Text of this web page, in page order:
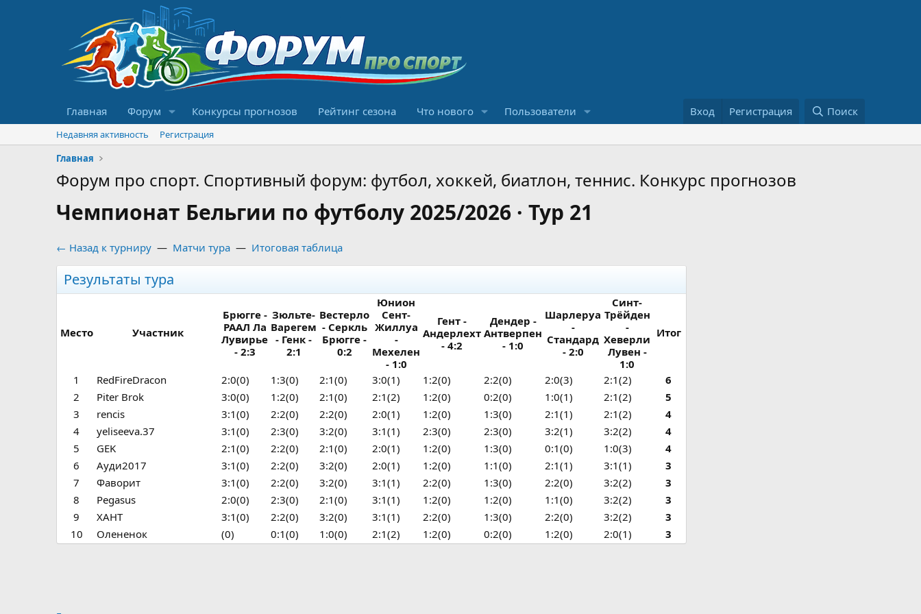
Главная Форум Конкурсы прогнозов Рейтинг сезона Что нового Пользователи Вход Регистрация Поиск
Недавняя активность
Регистрация
Главная
Форум про спорт. Спортивный форум: футбол, хоккей, биатлон, теннис. Конкурс прогнозов
Чемпионат Бельгии по футболу 2025/2026 · Тур 21
← Назад к турниру — Матчи тура — Итоговая таблица
Результаты тура
Место Участник
Брюгге -
РААЛ Ла
Лувирье
- 2:3
Зюльте-
Варегем
- Генк -
2:1
Вестерло
- Серкль
Брюгге -
0:2
Юнион
Сент-
Жиллуа
-
Мехелен
- 1:0
Гент -
Андерлехт
- 4:2
Дендер -
Антверпен
- 1:0
Шарлеруа
-
Стандард
- 2:0
Синт-
Трёйден
-
Хеверли
Лувен -
1:0
Итог
1 RedFireDracon 2:0(0) 1:3(0) 2:1(0) 3:0(1) 1:2(0) 2:2(0) 2:0(3) 2:1(2)
6
2
Piter Brok 3:0(0) 1:2(0) 2:1(0) 2:1(2) 1:2(0) 0:2(0) 1:0(1) 2:1(2)
5
3
rencis 3:1(0) 2:2(0) 2:2(0) 2:0(1) 1:2(0) 1:3(0) 2:1(1) 2:1(2)
4
4
yeliseeva.37 3:1(0) 2:3(0) 3:2(0) 3:1(1) 2:3(0) 2:3(0) 3:2(1) 3:2(2)
4
5
GEK 2:1(0) 2:2(0) 2:1(0) 2:0(1) 1:2(0) 1:3(0) 0:1(0) 1:0(3)
4
6
Ауди2017 3:1(0) 2:2(0) 3:2(0) 2:0(1) 1:2(0) 1:1(0) 2:1(1) 3:1(1)
3
7
Фаворит 3:1(0) 2:2(0) 3:2(0) 3:1(1) 2:2(0) 1:3(0) 2:2(0) 3:2(2)
3
8
Pegasus 2:0(0) 2:3(0) 2:1(0) 3:1(1) 1:2(0) 1:2(0) 1:1(0) 3:2(2)
3
9
ХАНТ 3:1(0) 2:2(0) 3:2(0) 3:1(1) 2:2(0) 1:3(0) 2:2(0) 3:2(2)
3
10
Олененок (0) 0:1(0) 1:0(0) 2:1(2) 1:2(0) 0:2(0) 1:2(0) 2:0(1) 3